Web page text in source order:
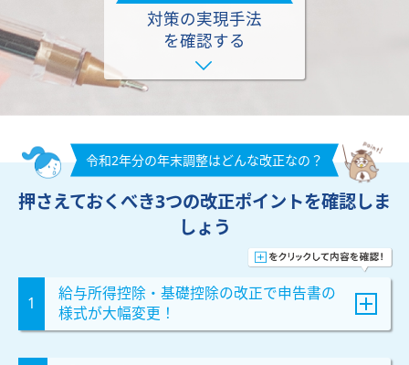
対策の実現手法
を確認する
令和2年分の年末調整はどんな改正なの？
押さえておくべき3つの改正ポイントを確認しま
しょう
給与所得控除・基礎控除の改正で申告書の
様式が大幅変更！